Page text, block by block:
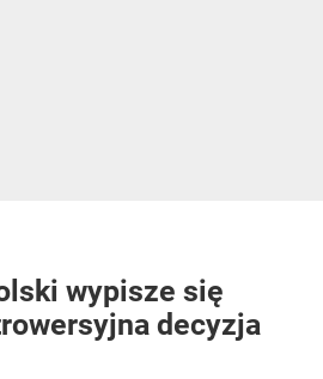
wypisze się
decyzja